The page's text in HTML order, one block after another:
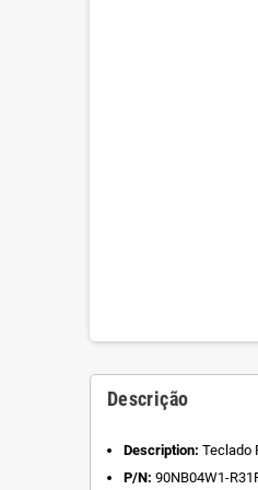
Descrição
Description: Teclado
P/N: 90NB04W1-